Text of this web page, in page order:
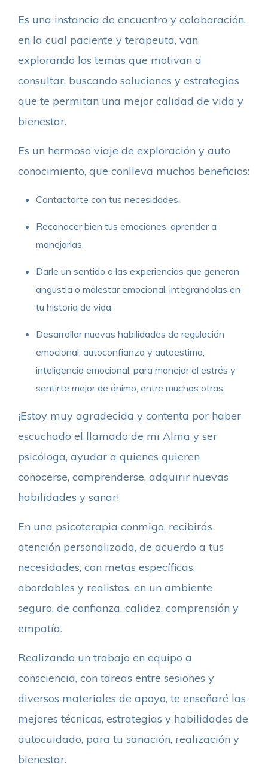
Es una instancia de encuentro y colaboración,
en la cual paciente y terapeuta, van
explorando los temas que motivan a
consultar, buscando soluciones y estrategias
que te permitan una mejor calidad de vida y
bienestar.
Es un hermoso viaje de exploración y auto
conocimiento, que conlleva muchos beneficios:
Contactarte con tus necesidades.
Reconocer bien tus emociones, aprender a
manejarlas.
Darle un sentido a las experiencias que generan
angustia o malestar emocional, integrándolas en
tu historia de vida.
Desarrollar nuevas habilidades de regulación
emocional, autoconfianza y autoestima,
inteligencia emocional, para manejar el estrés y
sentirte mejor de ánimo, entre muchas otras.
¡Estoy muy agradecida y contenta por haber
escuchado el llamado de mi Alma y ser
psicóloga, ayudar a quienes quieren
conocerse, comprenderse, adquirir nuevas
habilidades y sanar!
En una psicoterapia conmigo, recibirás
atención personalizada, de acuerdo a tus
necesidades, con metas específicas,
abordables y realistas, en un ambiente
seguro, de confianza, calidez, comprensión y
empatía.
Realizando un trabajo en equipo a
consciencia, con tareas entre sesiones y
diversos materiales de apoyo, te enseñaré las
mejores técnicas, estrategias y habilidades de
autocuidado, para tu sanación, realización y
bienestar.